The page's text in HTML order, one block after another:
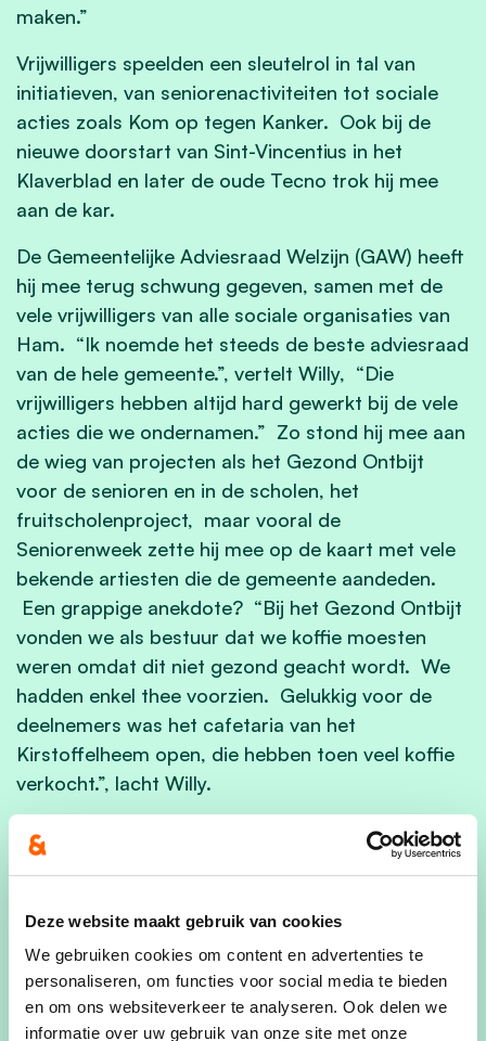
Deze website maakt gebruik van cookies
We gebruiken cookies om content en advertenties te
personaliseren, om functies voor social media te bieden
en om ons websiteverkeer te analyseren. Ook delen we
informatie over uw gebruik van onze site met onze
maken.”
Vrijwilligers speelden een sleutelrol in tal van
initiatieven, van seniorenactiviteiten tot sociale
acties zoals Kom op tegen Kanker. Ook bij de
nieuwe doorstart van Sint-Vincentius in het
Klaverblad en later de oude Tecno trok hij mee
aan de kar.
De Gemeentelijke Adviesraad Welzijn (GAW) heeft
hij mee terug schwung gegeven, samen met de
vele vrijwilligers van alle sociale organisaties van
Ham. “Ik noemde het steeds de beste adviesraad
van de hele gemeente.”, vertelt Willy, “Die
vrijwilligers hebben altijd hard gewerkt bij de vele
acties die we ondernamen.” Zo stond hij mee aan
de wieg van projecten als het Gezond Ontbijt
voor de senioren en in de scholen, het
fruitscholenproject, maar vooral de
Seniorenweek zette hij mee op de kaart met vele
bekende artiesten die de gemeente aandeden.
Een grappige anekdote? “Bij het Gezond Ontbijt
vonden we als bestuur dat we koffie moesten
weren omdat dit niet gezond geacht wordt. We
hadden enkel thee voorzien. Gelukkig voor de
deelnemers was het cafetaria van het
Kirstoffelheem open, die hebben toen veel koffie
verkocht.”, lacht Willy.
Ook lokale verenigingen konden steeds rekenen
op zijn aanwezigheid en ondersteuning.
Zijn politiek engagement combineerde Bosmans
jarenlang met een voltijdse job. Toch was hij
steeds aanwezig op het OCMW, doordat hij in